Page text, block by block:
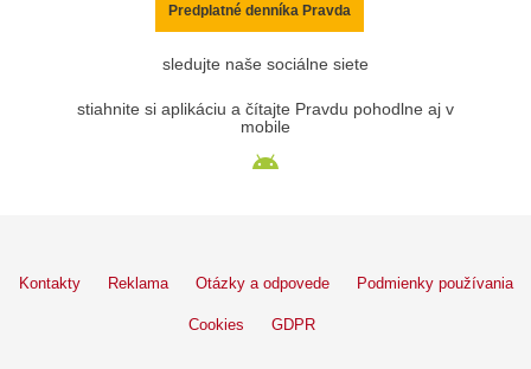
Predplatné denníka Pravda
sledujte naše sociálne siete
stiahnite si aplikáciu a čítajte Pravdu pohodlne aj v
mobile
Kontakty Reklama Otázky a odpovede Podmienky používania
Cookies GDPR